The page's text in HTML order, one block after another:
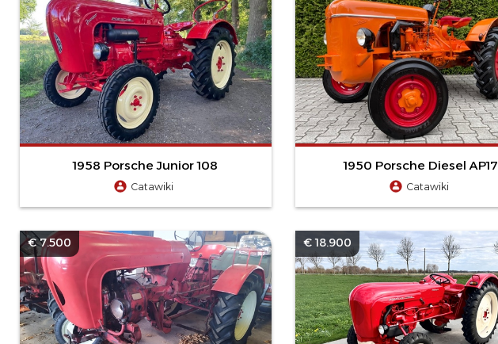
1958 Porsche Junior 108
Catawiki
1950 Porsche Diesel AP17
Catawiki
€ 7.500 € 18.900